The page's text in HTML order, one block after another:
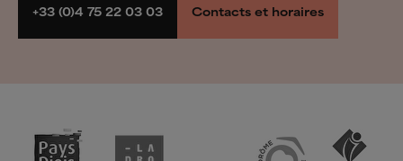
Randonner et rouler
+33 (0)4 75 22 03 03 Contacts et horaires